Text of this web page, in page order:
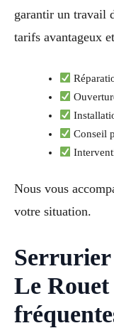
garantir un travail
tarifs avantageux
Conseil
Nous vous
votre situation.
Le